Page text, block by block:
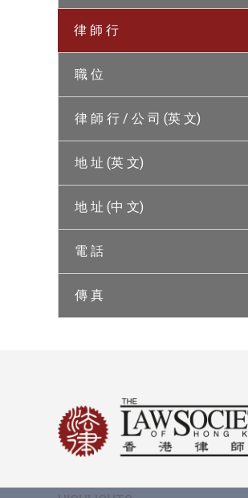
律 師 行
職 位
律 師 行 / 公 司 (英 文)
地 址 (英 文)
地 址 (中 文)
電 話
傳 真